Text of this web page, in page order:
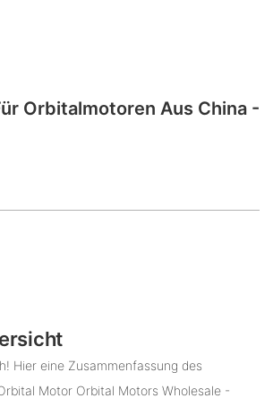
Orbitalmotoren Aus China -
Hier eine Zusammenfassung des
Motor Orbital Motors Wholesale -